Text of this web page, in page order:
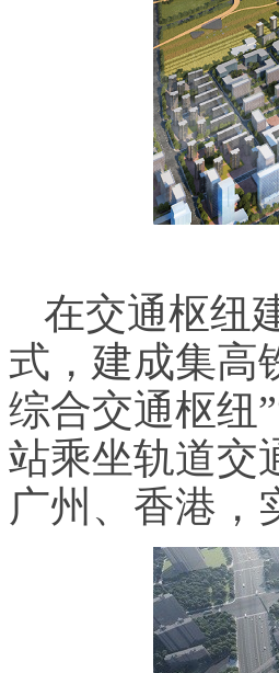
在交通枢纽
式，建成集高
综合交通枢纽
站乘坐轨道交
广州、香港，